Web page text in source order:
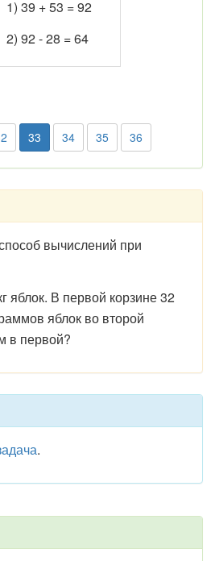
1) 39 + 53 = 92
2) 92 - 28 = 64
33 34 35 36
вычислений при
яблок. В первой корзине 32
яблок во второй
в первой?
.